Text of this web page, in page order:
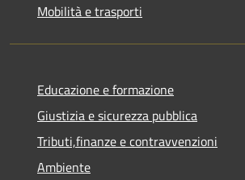
Mobilità e trasporti
Educazione e formazione
Giustizia e sicurezza pubblica
Tributi,finanze e contravvenzioni
Ambiente